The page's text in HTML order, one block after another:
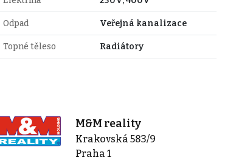
Odpad Veřejná kanalizace
Topné těleso Radiátory
M&M reality
Krakovská 583/9
Praha 1